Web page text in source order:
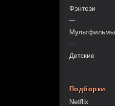
Фэнтези
—
Мультфильмы
—
Детские
Подборки
Netflix